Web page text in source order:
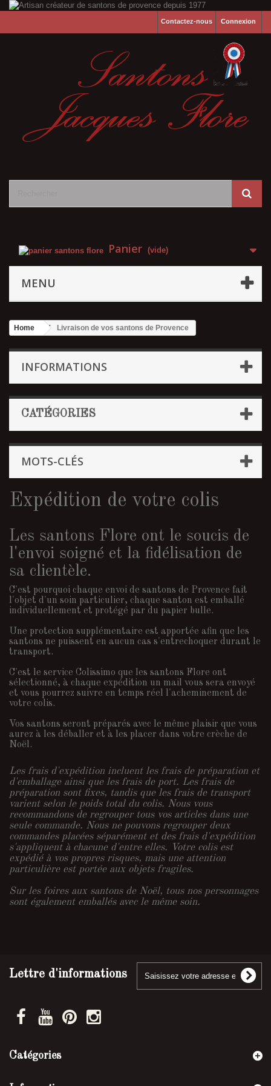
Connexion
Contactez-nous
Panier (vide)
MENU
Home Livraison de vos santons de Provence
INFORMATIONS
CATÉGORIES
MOTS-CLÉS
Expédition de votre colis
Les santons Flore ont le soucis de
l'envoi soigné et la fidélisation de
sa clientèle.
C'est pourquoi chaque envoi de santons de Provence fait
l'objet d'un soin particulier, chaque santon est emballé
individuellement et protégé par du papier bulle.
Une protection supplémentaire est apportée afin que les
santons ne puissent en aucun cas s'entrechoquer durant le
transport.
C'est le service Colissimo que les santons Flore ont
sélectionné, à chaque expédition un mail vous sera envoyé
et vous pourrez suivre en temps réel l'acheminement de
votre colis.
Vos santons seront préparés avec le même plaisir que vous
aurez à les déballer et à les placer dans votre crèche de
Noël.
Les frais d'expédition incluent les frais de préparation et
d'emballage ainsi que les frais de port. Les frais de
préparation sont fixes, tandis que les frais de transport
varient selon le poids total du colis. Nous vous
recommandons de regrouper tous vos articles dans une
seule commande. Nous ne pouvons regrouper deux
commandes placées séparément et des frais d'expédition
s'appliquent à chacune d'entre elles. Votre colis est
expédié à vos propres risques, mais une attention
particulière est portée aux objets fragiles.
Sur les foires aux santons de Noël, tous nos personnages
sont également emballés avec le même soin.
Lettre d'informations
Catégories